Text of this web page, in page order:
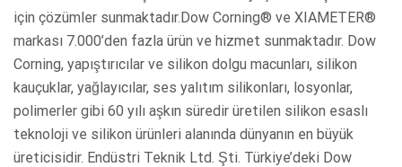
için çözümler sunmaktadır.Dow Corning® ve XIAMETER®
markası 7.000’den fazla ürün ve hizmet sunmaktadır. Dow
Corning, yapıştırıcılar ve silikon dolgu macunları, silikon
kauçuklar, yağlayıcılar, ses yalıtım silikonları, losyonlar,
polimerler gibi 60 yılı aşkın süredir üretilen silikon esaslı
teknoloji ve silikon ürünleri alanında dünyanın en büyük
üreticisidir. Endüstri Teknik Ltd. Şti. Türkiye’deki Dow